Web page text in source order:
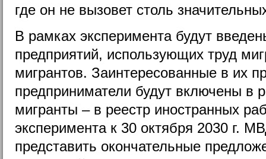
где он не вызовет столь
В рамках эксперимента будут
предприятий, использующих труд
мигрантов. Заинтересованные в их
предприниматели будут включены в
мигранты – в реестр иностранных
эксперимента к 30 октября 2030 г.
представить окончательные